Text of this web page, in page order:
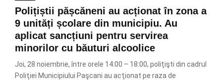
Polițiștii pășcăneni au acționat în zona a
9 unități școlare din municipiu. Au
aplicat sancțiuni pentru servirea
minorilor cu băuturi alcoolice
Joi, 28 noiembrie, între orele 14:00 – 18:00, poliţişti din cadrul
Poliţiei Municipiului Paşcani au acţionat pe raza de